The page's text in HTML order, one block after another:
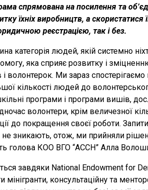
спрямована на посилення та
їхніх виробництв, а
реєстрацією, так і без.
категорія людей, якій системно
яка сприяє розвитку і
волонтерок. Ми зараз спостерігаємо
кількості людей до
програми і програми вишів,
волонтери, крім величезної
до покращення своєї роботи.
не зникають, отож, ми прийняли
голова КОО ВГО “АССН” Алла
завдяки National Endowment for
консультаційну та